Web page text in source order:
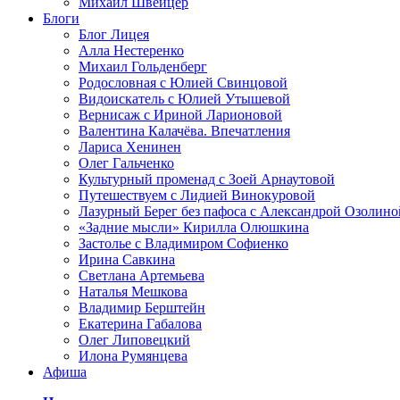
Блоги
Блог Лицея
Алла Нестеренко
Михаил Гольденберг
Родословная с Юлией Свинцовой
Видоискатель с Юлией Утышевой
Вернисаж с Ириной Ларионовой
Валентина Калачёва. Впечатления
Лариса Хенинен
Олег Гальченко
Культурный променад с Зоей Арнаутовой
Путешествуем с Лидией Винокуровой
Лазурный Берег без пафоса с Александрой
«Задние мысли» Кирилла Олюшкина
Застолье с Владимиром Софиенко
Ирина Савкина
Светлана Артемьева
Наталья Мешкова
Владимир Берштейн
Екатерина Габалова
Олег Липовецкий
Илона Румянцева
Афиша